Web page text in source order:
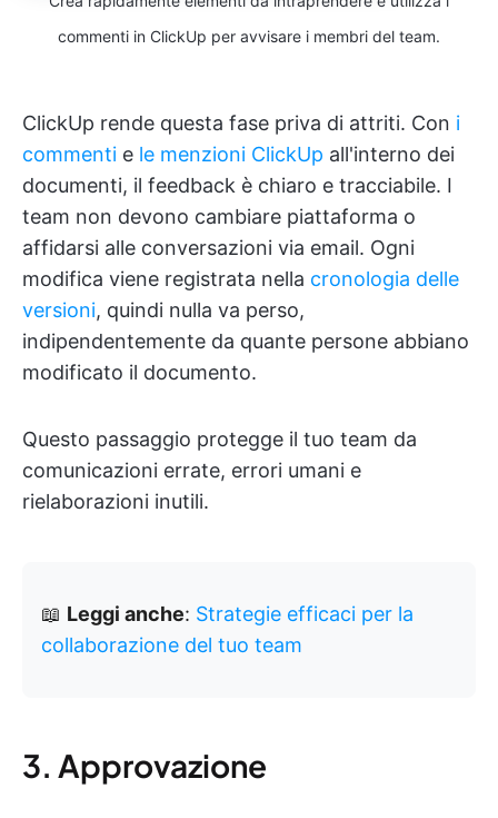
commenti in ClickUp per avvisare i membri del team.
ClickUp rende questa fase priva di attriti. Con i
commenti e le menzioni ClickUp all'interno dei
documenti, il feedback è chiaro e tracciabile. I
team non devono cambiare piattaforma o
affidarsi alle conversazioni via email. Ogni
modifica viene registrata nella cronologia delle
versioni, quindi nulla va perso,
indipendentemente da quante persone abbiano
modificato il documento.
Questo passaggio protegge il tuo team da
comunicazioni errate, errori umani e
rielaborazioni inutili.
📖 Leggi anche: Strategie efficaci per la
collaborazione del tuo team
3. Approvazione